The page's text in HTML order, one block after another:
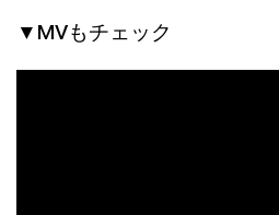
▼MVもチェック